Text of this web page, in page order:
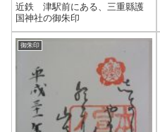
近鉄 津駅前にある、三重縣護
国神社の御朱印
御朱印